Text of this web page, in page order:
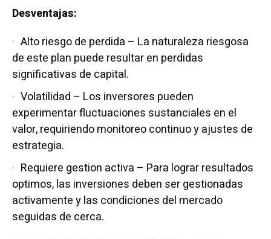
Desventajas:
Alto riesgo de perdida – La naturaleza riesgosa
de este plan puede resultar en perdidas
significativas de capital.
Volatilidad – Los inversores pueden
experimentar fluctuaciones sustanciales en el
valor, requiriendo monitoreo continuo y ajustes de
estrategia.
Requiere gestion activa – Para lograr resultados
optimos, las inversiones deben ser gestionadas
activamente y las condiciones del mercado
seguidas de cerca.